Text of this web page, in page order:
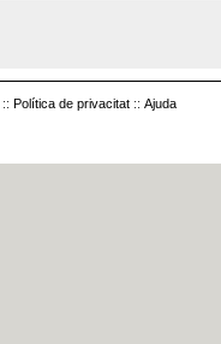
:: Política de privacitat :: Ajuda